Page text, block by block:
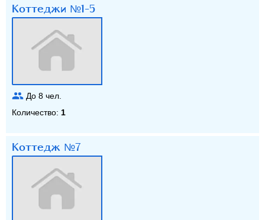
Коттеджи №1-5
До 8 чел.
Количество: 1
Коттедж №7